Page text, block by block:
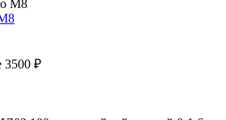
3500 ₽